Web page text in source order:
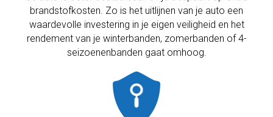
brandstofkosten. Zo is het uitlijnen van je auto een
waardevolle investering in je eigen veiligheid en het
rendement van je winterbanden, zomerbanden of 4-
seizoenenbanden gaat omhoog.